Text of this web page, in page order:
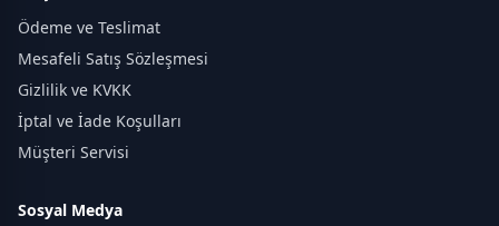
Ödeme ve Teslimat
Mesafeli Satış Sözleşmesi
Gizlilik ve KVKK
İptal ve İade Koşulları
Müşteri Servisi
Sosyal Medya